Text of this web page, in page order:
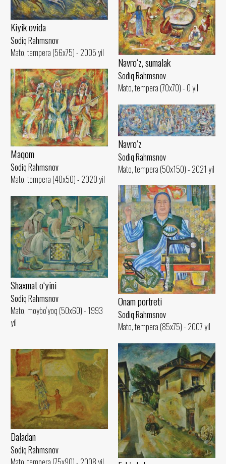
Kiyik ovida
Sodiq Rahmsnov
Mato, tempera (56x75) - 2005 yil
Navro‘z, sumalak
Sodiq Rahmsnov
Mato, tempera (70x70) - 0 yil
Maqom
Sodiq Rahmsnov
Mato, tempera (40x50) - 2020 yil
Navro‘z
Sodiq Rahmsnov
Mato, tempera (50x150) - 2021 yil
Onam portreti
Sodiq Rahmsnov
Mato, tempera (85x75) - 2007 yil
Shaxmat o‘yini
Sodiq Rahmsnov
Mato, moybo‘yoq (50x60) - 1993
yil
Daladan
Sodiq Rahmsnov